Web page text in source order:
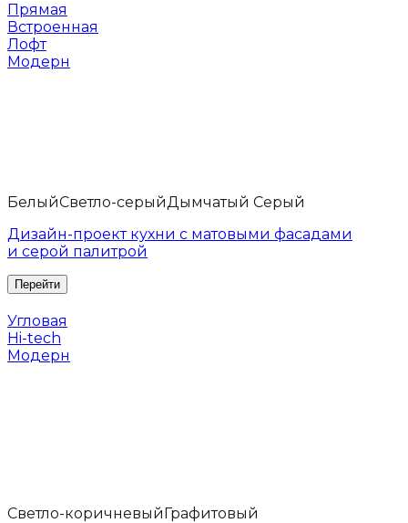
Прямая
Встроенная
Лофт
Модерн
БелыйСветло-серыйДымчатый Серый
Дизайн-проект кухни с матовыми фасадами
и серой палитрой
Угловая
Hi-tech
Модерн
Светло-коричневыйГрафитовый